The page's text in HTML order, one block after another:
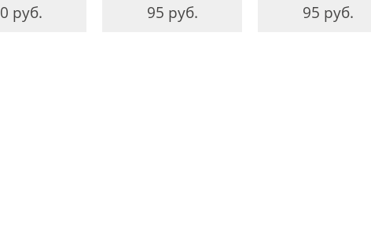
руб. 95 руб. 95 руб.